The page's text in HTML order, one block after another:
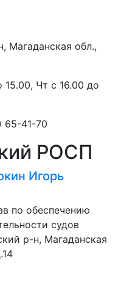
Магаданская обл.,
Чт с 16.00 до
65-41-70
РОСП
Игорь
по обеспечению
судов
р-н, Магаданская